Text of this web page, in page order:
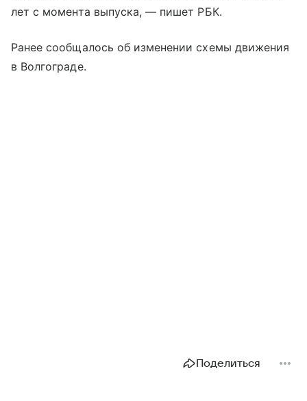
лет с момента выпуска, — пишет РБК.
Ранее сообщалось об изменении схемы движения
в Волгограде.
Поделиться